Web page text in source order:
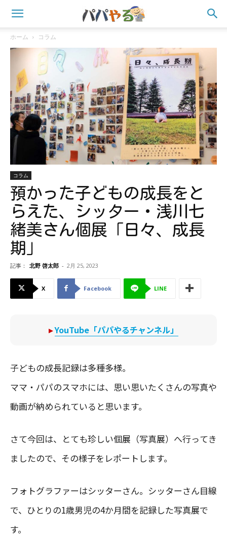
ホーム コラム
コラム
預かった子どもの成長をと
らえた、シッター・浅川七
緒美さん個展「日々、成長
期」
記事： 北野 啓太郎 - 2月 25, 2023
X Facebook LINE
▸YouTube「パパやるチャンネル」
子どもの成長記録は多種多様。
ママ・パパのスマホには、思い思いたくさんの写真や
動画が納められていると思います。
さて今回は、とても珍しい個展（写真展）へ行ってき
ましたので、その様子をレポートします。
フォトグラファーはシッターさん。シッターさん目線
で、ひとりの1歳男児の4か月間を記録した写真展で
す。